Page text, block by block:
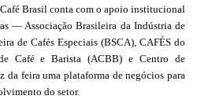
Brasil conta com o apoio institucional
— Associação Brasileira da Indústria de
de Cafés Especiais (BSCA), CAFÉS do
Café e Barista (ACBB) e Centro de
da feira uma plataforma de negócios para
do setor.